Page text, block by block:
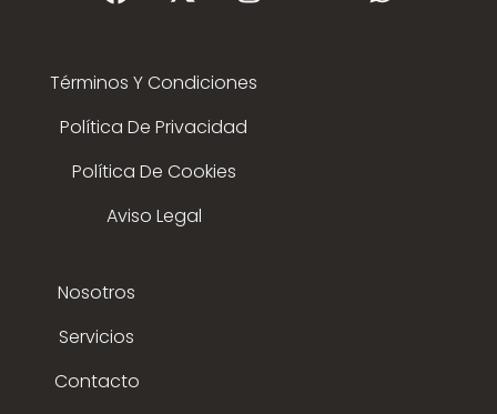
Términos Y Condiciones
Política De Privacidad
Política De Cookies
Aviso Legal
Nosotros
Servicios
Contacto